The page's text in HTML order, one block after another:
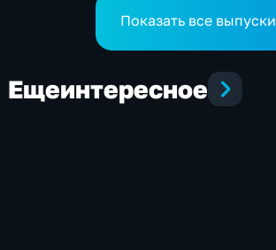
Показать все выпуски
Ещеинтересное